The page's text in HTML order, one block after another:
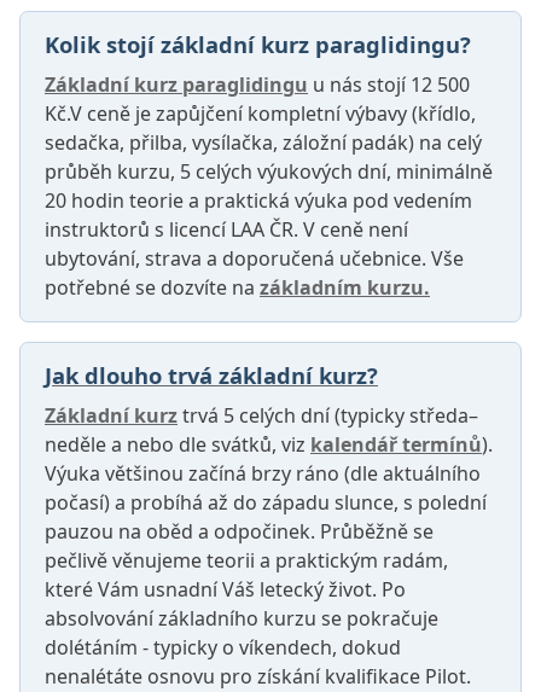
Kolik stojí základní kurz paraglidingu?
Základní kurz paraglidingu u nás stojí 12 500
Kč.V ceně je zapůjčení kompletní výbavy (křídlo,
sedačka, přilba, vysílačka, záložní padák) na celý
průběh kurzu, 5 celých výukových dní, minimálně
20 hodin teorie a praktická výuka pod vedením
instruktorů s licencí LAA ČR. V ceně není
ubytování, strava a doporučená učebnice. Vše
potřebné se dozvíte na základním kurzu.
Jak dlouho trvá základní kurz?
Základní kurztrvá 5 celých dní (typicky středa–
neděle a nebo dle svátků, viz kalendář termínů).
Výuka většinou začíná brzy ráno (dle aktuálního
počasí) a probíhá až do západu slunce, s polední
pauzou na oběd a odpočinek. Průběžně se
pečlivě věnujeme teorii a praktickým radám,
které Vám usnadní Váš letecký život. Po
absolvování základního kurzu se pokračuje
dolétáním - typicky o víkendech, dokud
nenalétáte osnovu pro získání kvalifikace Pilot.